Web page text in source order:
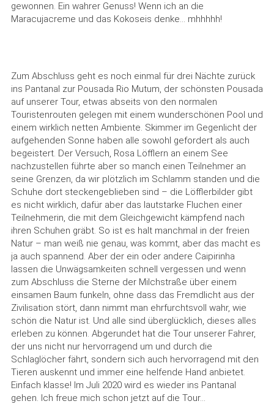
gewonnen. Ein wahrer Genuss! Wenn ich an die
Maracujacreme und das Kokoseis denke... mhhhhh!
Zum Abschluss geht es noch einmal für drei Nächte zurück
ins Pantanal zur Pousada Rio Mutum, der schönsten Pousada
auf unserer Tour, etwas abseits von den normalen
Touristenrouten gelegen mit einem wunderschönen Pool und
einem wirklich netten Ambiente. Skimmer im Gegenlicht der
aufgehenden Sonne haben alle sowohl gefordert als auch
begeistert. Der Versuch, Rosa Löfflern an einem See
nachzustellen führte aber so manch einen Teilnehmer an
seine Grenzen, da wir plötzlich im Schlamm standen und die
Schuhe dort steckengeblieben sind – die Löfflerbilder gibt
es nicht wirklich, dafür aber das lautstarke Fluchen einer
Teilnehmerin, die mit dem Gleichgewicht kämpfend nach
ihren Schuhen gräbt. So ist es halt manchmal in der freien
Natur – man weiß nie genau, was kommt, aber das macht es
ja auch spannend. Aber der ein oder andere Caipirinha
lassen die Unwägsamkeiten schnell vergessen und wenn
zum Abschluss die Sterne der Milchstraße über einem
einsamen Baum funkeln, ohne dass das Fremdlicht aus der
Zivilisation stört, dann nimmt man ehrfurchtsvoll wahr, wie
schön die Natur ist. Und alle sind überglücklich, dieses alles
erleben zu können. Abgerundet hat die Tour unserer Fahrer,
der uns nicht nur hervorragend um und durch die
Schlaglöcher fährt, sondern sich auch hervorragend mit den
Tieren auskennt und immer eine helfende Hand anbietet.
Einfach klasse! Im Juli 2020 wird es wieder ins Pantanal
gehen. Ich freue mich schon jetzt auf die Tour...